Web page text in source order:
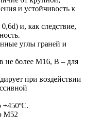
и устойчивость к
и, как следствие,
углы граней и
не более М16, В – для
при воздействии
+450ºС.
М52